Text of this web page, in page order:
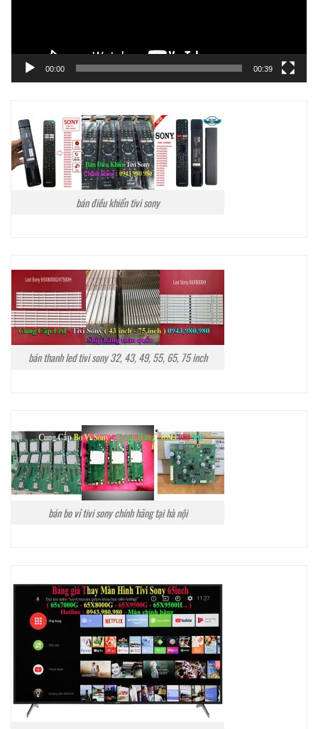
00:00 00:39
bán điều khiển tivi sony
bán thanh led tivi sony 32, 43, 49, 55, 65, 75 inch
bán bo vỉ tivi sony chính hãng tại hà nội